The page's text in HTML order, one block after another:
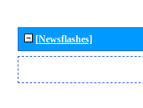
[Newsflashes]